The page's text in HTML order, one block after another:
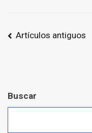
Navegación
Artículos antiguos
Buscar